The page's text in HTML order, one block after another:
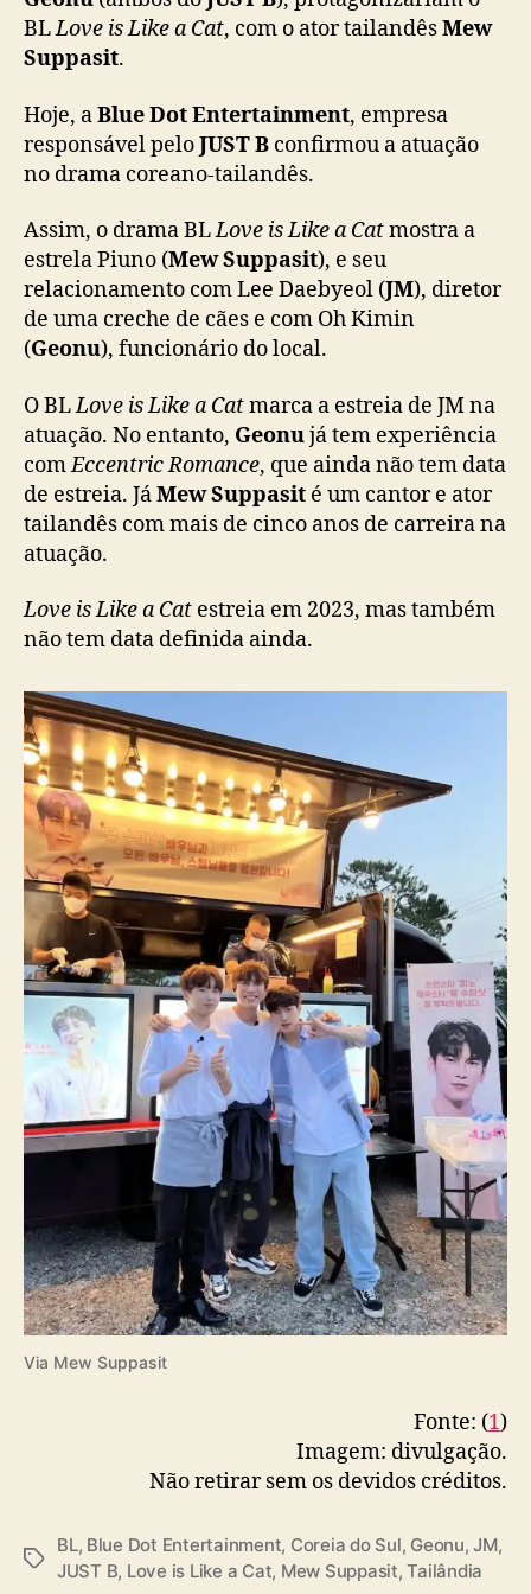
e
t
a
M
e
w
S
u
a
s
i
t
n
‘
v
s
L
i
k
e
a
C
’
BLLove is Like a Cat, com o ator tailandêsMew
Suppasit.
Hoje, aBlue Dot Entertainment, empresa
responsável peloJUST B confirmou a atuação
no drama coreano-tailandês.
Assim, o drama BLLove is Like a Catmostra a
estrela Piuno (Mew Suppasit), e seu
relacionamento com Lee Daebyeol (JM), diretor
de uma creche de cães e com Oh Kimin
(Geonu), funcionário do local.
O BLLove is Like a Catmarca a estreia de JM na
atuação. No entanto, Geonujá tem experiência
comEccentric Romance, que ainda não tem data
de estreia. JáMew Suppasit é um cantor e ator
tailandês com mais de cinco anos de carreira na
atuação.
Love is Like a Cat estreia em 2023, mas também
não tem data definida ainda.
Via Mew Suppasit
Fonte: (1)
Imagem: divulgação.
Não retirar sem os devidos créditos.
T
BL, Blue Dot Entertainment, Coreia do Sul, Geonu,JM,
JUST B, Love is Like a Cat, Mew Suppasit,Tailândia